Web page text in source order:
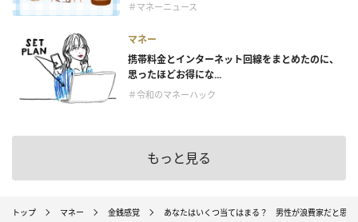
＃マネーニュース
マネー
携帯料金とインターネット回線をまとめたのに、
思ったほどお得にな...
＃令和のマネーハック
もっと見る
トップ マネー 金銭感覚 あなたはいくつ当てはまる？ 男性が浪費家だと思う